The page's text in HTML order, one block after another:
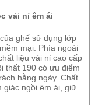
vải nỉ êm ái
ghế sử dụng lớp
mại. Phía ngoài
liệu vải nỉ cao cấp
thất 190 có ưu điểm
hằng ngày. Chất
giác ngồi êm ái, giữ